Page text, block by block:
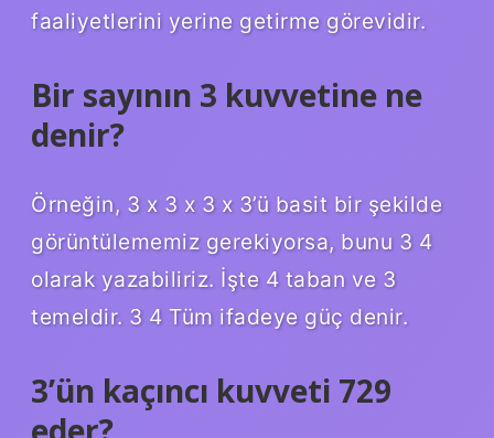
faaliyetlerini yerine getirme görevidir.
Bir sayının 3 kuvvetine ne
denir?
Örneğin, 3 x 3 x 3 x 3’ü basit bir şekilde
görüntülememiz gerekiyorsa, bunu 3 4
olarak yazabiliriz. İşte 4 taban ve 3
temeldir. 3 4 Tüm ifadeye güç denir.
3’ün kaçıncı kuvveti 729